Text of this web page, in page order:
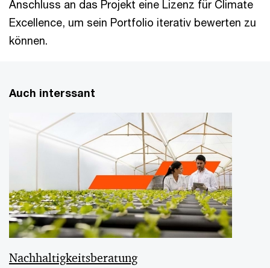
Anschluss an das Projekt eine Lizenz für Climate
Excellence, um sein Portfolio iterativ bewerten zu
können.
Auch interssant
Nachhaltigkeitsberatung